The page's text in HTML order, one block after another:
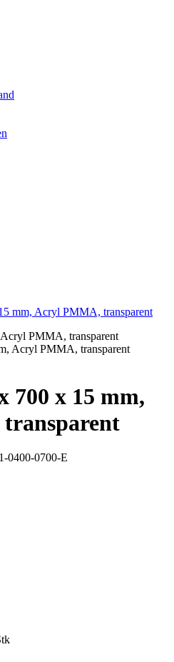
mm, Acryl PMMA, transparent
PMMA, transparent
700 x 15 mm,
0400-0700-E